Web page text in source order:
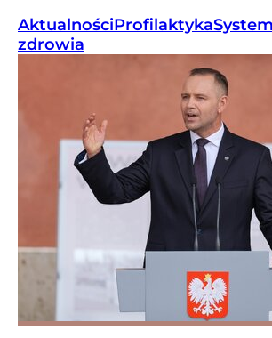
AktualnościProfilaktyka
zdrowia